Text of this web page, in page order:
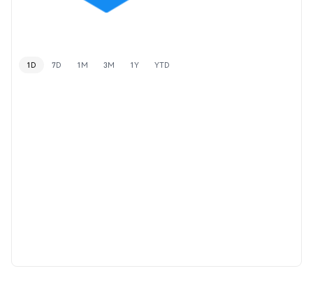
1D 7D 1M 3M 1Y YTD